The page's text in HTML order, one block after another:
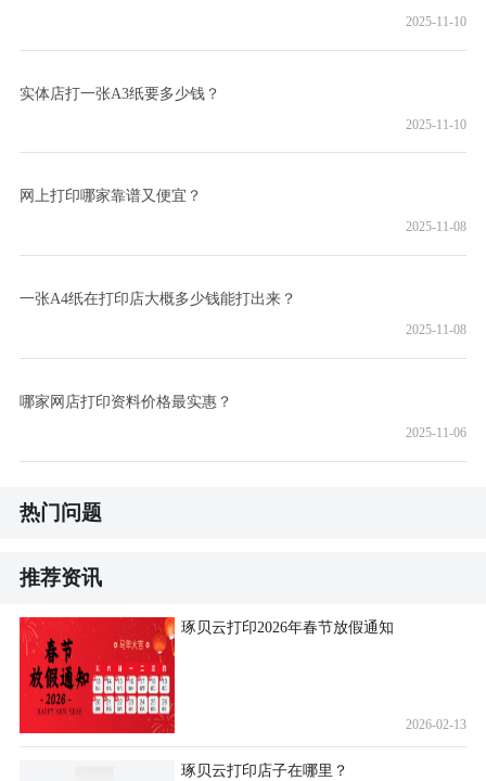
2025-11-10
实体店打一张A3纸要多少钱？
2025-11-10
网上打印哪家靠谱又便宜？
2025-11-08
一张A4纸在打印店大概多少钱能打出来？
2025-11-08
哪家网店打印资料价格最实惠？
2025-11-06
热门问题
推荐资讯
琢贝云打印2026年春节放假通知
2026-02-13
琢贝云打印店子在哪里？